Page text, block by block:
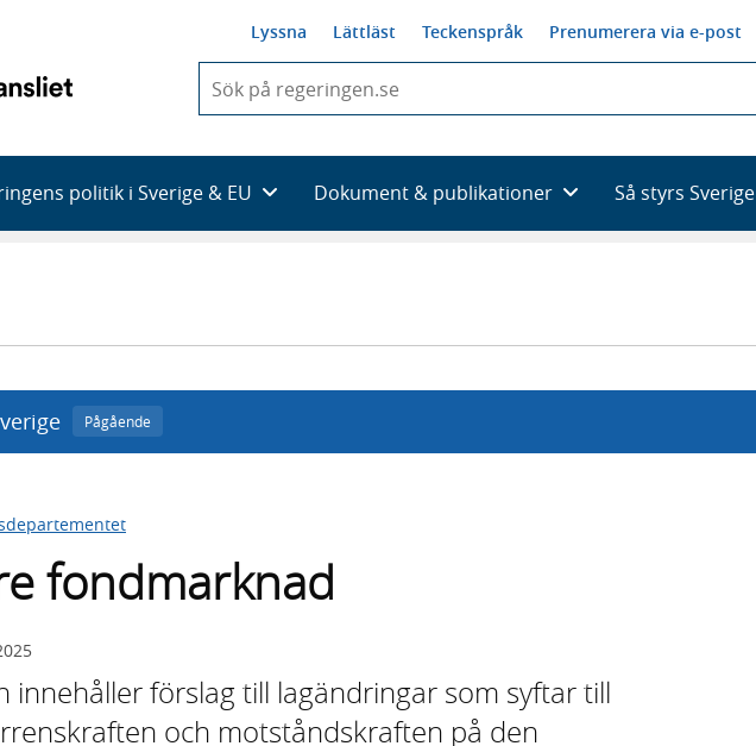
Lyssna Lättläst Teckenspråk Prenumerera via e-post
du
skriva
framträder
en
politik i Sverige & EU Dokument & publikationer Så styrs Sverige
Pågående
fondmarknad
innehåller förslag till lagändringar som syftar till
och motståndskraften på den